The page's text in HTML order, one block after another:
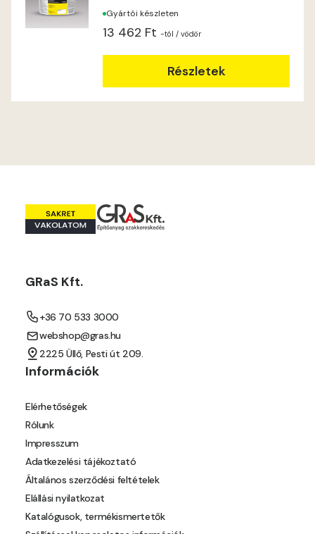
Magnolia A
Magnolia B
Mandarin C
Mango C
Pheasant-brown B
Gyártói készleten
13 462 Ft -tól / vödör
Részletek
GRaS Kft.
+36 70 533 3000
webshop@gras.hu
2225 Üllő, Pesti út 209.
Információk
Elérhetőségek
Rólunk
Impresszum
Adatkezelési tájékoztató
Általános szerződési feltételek
Elállási nyilatkozat
Katalógusok, termékismertetők